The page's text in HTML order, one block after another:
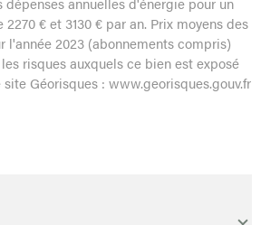
€ et 3130 € par an. Prix moyens des
l'année 2023 (abonnements compris)
risques auxquels ce bien est exposé
Géorisques : www.georisques.gouv.fr